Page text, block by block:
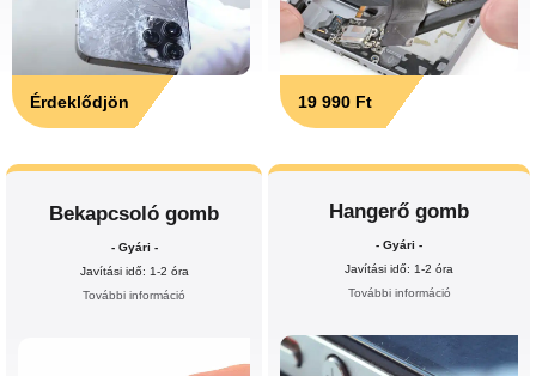
Érdeklődjön 19 990 Ft
Bekapcsoló gomb
- Gyári -
Javítási idő: 1-2 óra
További információ
Hangerő gomb
- Gyári -
Javítási idő: 1-2 óra
További információ